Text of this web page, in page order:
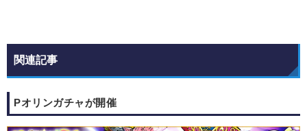
関連記事
Pオリンガチャが開催